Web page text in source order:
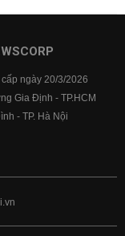
ngày 20/3/2026
Gia Định - TP.HCM
- TP. Hà Nội